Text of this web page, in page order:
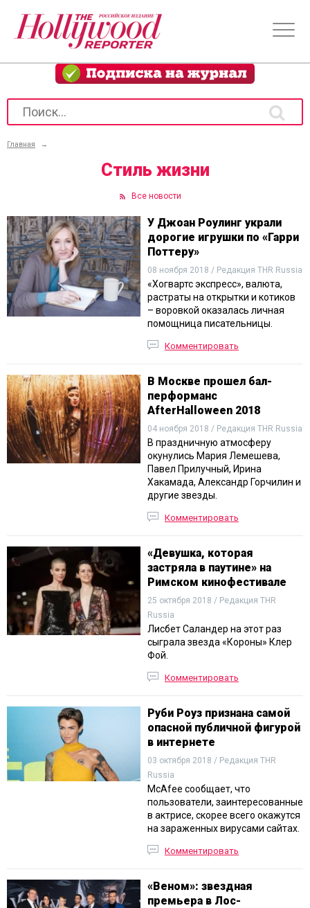
Главная →
Стиль жизни
Все новости
У Джоан Роулинг украли
дорогие игрушки по «Гарри
Поттеру»
08 ноября 2018 / Редакция THR Russia
«Хогвартс экспресс», валюта,
растраты на открытки и котиков
– воровкой оказалась личная
помощница писательницы.
Комментировать
В Москве прошел бал-
перформанс
AfterHalloween 2018
04 ноября 2018 / Редакция THR Russia
В праздничную атмосферу
окунулись Мария Лемешева,
Павел Прилучный, Ирина
Хакамада, Александр Горчилин и
другие звезды.
Комментировать
«Девушка, которая
застряла в паутине» на
Римском кинофестивале
25 октября 2018 / Редакция THR
Russia
Лисбет Саландер на этот раз
сыграла звезда «Короны» Клер
Фой.
Комментировать
Руби Роуз признана самой
опасной публичной фигурой
в интернете
03 октября 2018 / Редакция THR
Russia
McAfee сообщает, что
пользователи, заинтересованные
в актрисе, скорее всего окажутся
на зараженных вирусами сайтах.
Комментировать
«Веном»: звездная
премьера в Лос-